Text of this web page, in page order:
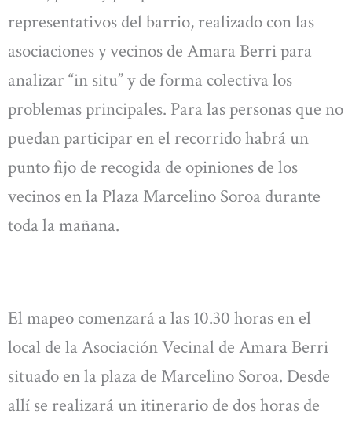
representativos del barrio, realizado con las
asociaciones y vecinos de Amara Berri para
analizar “in situ” y de forma colectiva los
problemas principales. Para las personas que no
puedan participar en el recorrido habrá un
punto fijo de recogida de opiniones de los
vecinos en la Plaza Marcelino Soroa durante
toda la mañana.
El mapeo comenzará a las 10.30 horas en el
local de la Asociación Vecinal de Amara Berri
situado en la plaza de Marcelino Soroa. Desde
allí se realizará un itinerario de dos horas de